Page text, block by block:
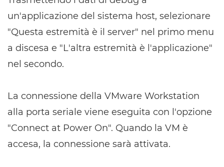
un'applicazione del sistema host, selezionare
"Questa estremità è il server" nel primo menu
a discesa e "L'altra estremità è l'applicazione"
nel secondo.
La connessione della VMware Workstation
alla porta seriale viene eseguita con l'opzione
"Connect at Power On". Quando la VM è
accesa, la connessione sarà attivata.